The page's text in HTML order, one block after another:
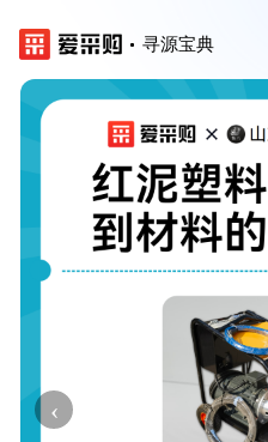
寻源宝典
‹